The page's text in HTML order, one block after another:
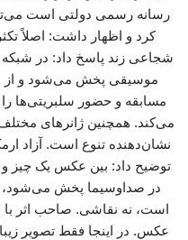
رسانه رسمی دولتی است
کرد و اظهار داشت: اصلاً
شجاعی زند پاسخ داد: در
موسیقی پخش می‌شود و از
مسابقه و حضور سلبریتی‌ها
می‌کند. همچنین ژانرهای
نشان‌دهنده تنوع است. آزاد
توضیح داد: بین عکس یک چیز و
در صداوسیما پخش می‌شود،
است، نه نقاشی. صاحب اثر با
عکس. در اینجا فقط تصویر